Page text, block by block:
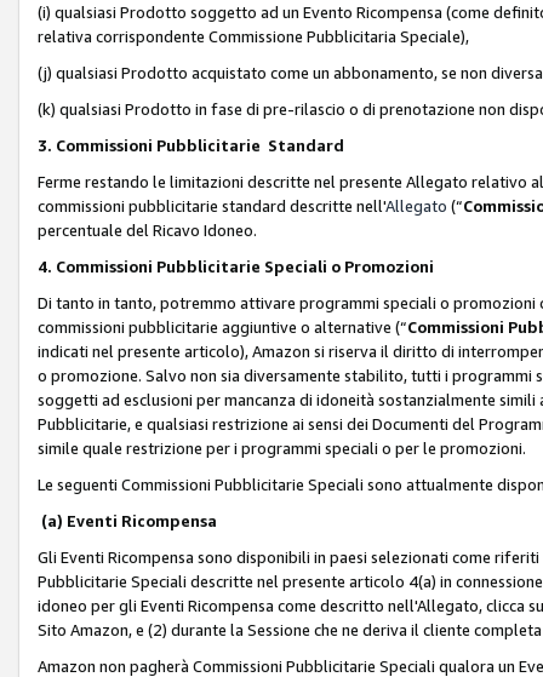
(i) qualsiasi Prodotto soggetto ad un Evento Ricompensa (come
relativa corrispondente Commissione Pubblicitaria Speciale),
(j) qualsiasi Prodotto acquistato come un abbonamento, se non
(k) qualsiasi Prodotto in fase di pre-rilascio o di prenotazione non
3. Commissioni Pubblicitarie Standard
Ferme restando le limitazioni descritte nel presente Allegato relativo
commissioni pubblicitarie standard descritte nell'Allegato (“
percentuale del Ricavo Idoneo.
4. Commissioni Pubblicitarie Speciali o Promozioni
Di tanto in tanto, potremmo attivare programmi speciali o
commissioni pubblicitarie aggiuntive o alternative (“Commissioni
indicati nel presente articolo), Amazon si riserva il diritto di
o promozione. Salvo non sia diversamente stabilito, tutti i
soggetti ad esclusioni per mancanza di idoneità sostanzialmente
Pubblicitarie, e qualsiasi restrizione ai sensi dei Documenti del
simile quale restrizione per i programmi speciali o per le promozioni.
Le seguenti Commissioni Pubblicitarie Speciali sono attualmente
(a) Eventi Ricompensa
Gli Eventi Ricompensa sono disponibili in paesi selezionati come
Pubblicitarie Speciali descritte nel presente articolo 4(a) in
idoneo per gli Eventi Ricompensa come descritto nell'Allegato, clicca
Sito Amazon, e (2) durante la Sessione che ne deriva il cliente
Amazon non pagherà Commissioni Pubblicitarie Speciali qualora un